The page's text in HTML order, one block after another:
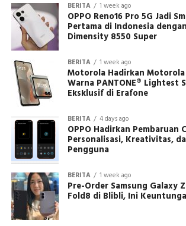
BERITA 1 week ago
OPPO Reno16 Pro 5G Jadi
Pertama di Indonesia
Dimensity 8550 Super
BERITA 1 week ago
Motorola Hadirkan Motorola
Warna PANTONE® Lightest
Eksklusif di Erafone
BERITA 4 days ago
OPPO Hadirkan Pembaruan
Personalisasi, Kreativitas,
Pengguna
BERITA 1 week ago
Pre-Order Samsung Galaxy
Fold8 di Blibli, Ini